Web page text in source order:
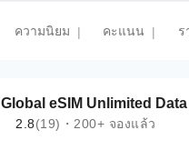
ความนิยม | คะแนน | ร
Global eSIM Unlimited
2.8(19)・200+ จองแล้ว